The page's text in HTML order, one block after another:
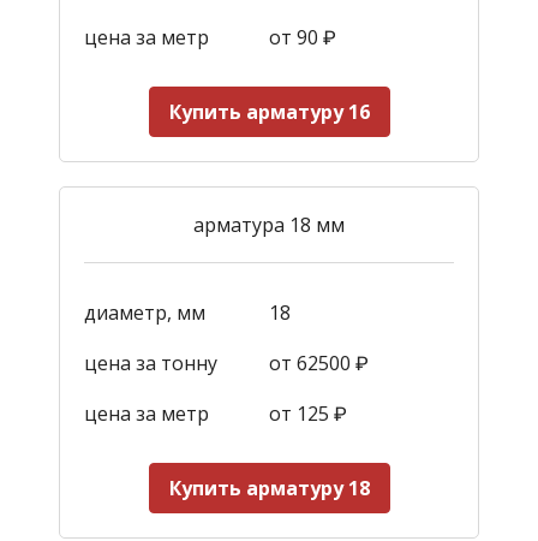
цена за метр от 90 ₽
Купить арматуру 16
арматура 18 мм
диаметр, мм
18
цена за тонну
от 62500 ₽
цена за метр
от 125 ₽
Купить арматуру 18